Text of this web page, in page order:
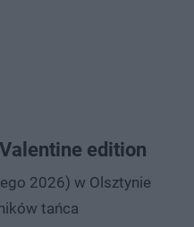
edition
2026) w Olsztynie
tańca